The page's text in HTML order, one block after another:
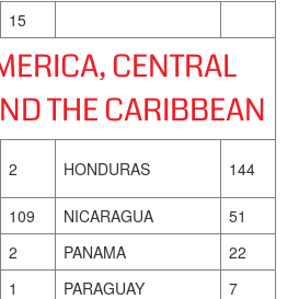
15
CENTRAL
THE CARIBBEAN
2 HONDURAS 144
109 NICARAGUA
51
2 PANAMA
22
1 PARAGUAY 7